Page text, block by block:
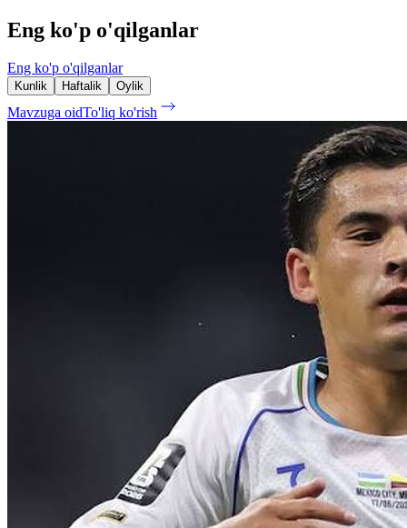
Eng ko'p o'qilganlar
Eng ko'p o'qilganlar
Kunlik Haftalik Oylik
Mavzuga oidTo'liq ko'rish